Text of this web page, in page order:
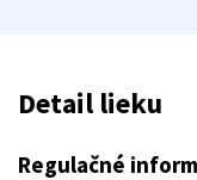
Detail lieku
Regulačné